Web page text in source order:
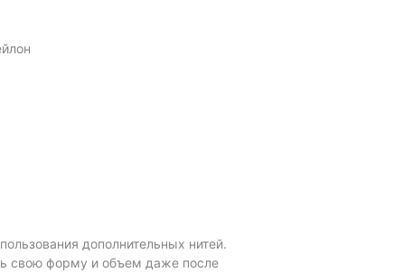
дополнительных нитей.
свою форму и объем даже после